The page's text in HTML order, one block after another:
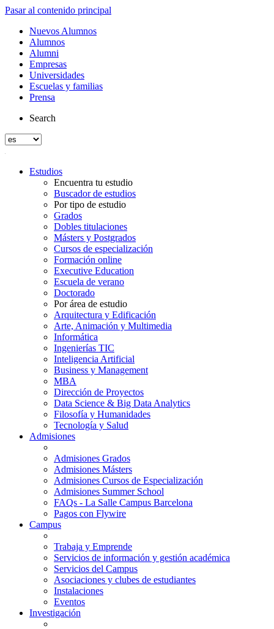
Pasar al contenido principal
Nuevos Alumnos
Alumnos
Alumni
Empresas
Universidades
Escuelas y familias
Prensa
Search
Estudios
Encuentra tu estudio
Buscador de estudios
Por tipo de estudio
Grados
Dobles titulaciones
Másters y Postgrados
Cursos de especialización
Formación online
Executive Education
Escuela de verano
Doctorado
Por área de estudio
Arquitectura y Edificación
Arte, Animación y Multimedia
Informática
Ingenierías TIC
Inteligencia Artificial
Business y Management
MBA
Dirección de Proyectos
Data Science & Big Data Analytics
Filosofía y Humanidades
Tecnología y Salud
Admisiones
Admisiones Grados
Admisiones Másters
Admisiones Cursos de Especialización
Admisiones Summer School
FAQs - La Salle Campus Barcelona
Pagos con Flywire
Campus
Trabaja y Emprende
Servicios de información y gestión académica
Servicios del Campus
Asociaciones y clubes de estudiantes
Instalaciones
Eventos
Investigación